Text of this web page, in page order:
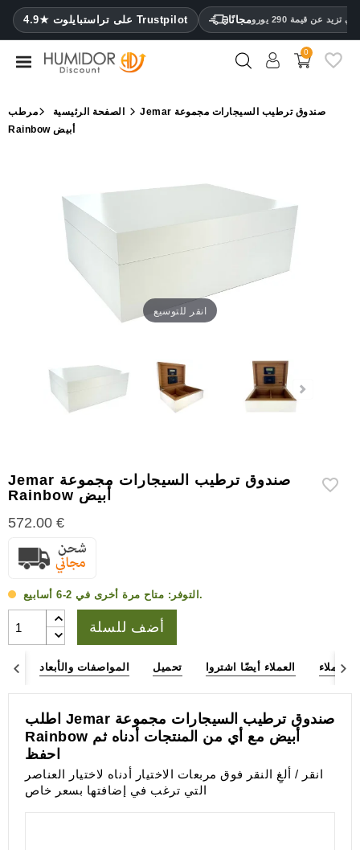
4.9★ على تراستبايلوت Trustpilot مجانًا عن قيمة 290 يورو CATEGORY
مرطب
خزائن
ترطيب
إكسسوارات
0
الصفحة الرئيسية مرطب
Jemar صندوق ترطيب السيجارات مجموعة
Rainbow أبيض
انقر للتوسيع
Jemar صندوق ترطيب السيجارات مجموعة
Rainbow أبيض
572.00 €
التوفر: متاح مرة أخرى في 2-6 أسابيع.
أضف للسلة
المواصفات والأبعاد تحميل العملاء أيضًا اشتروا العملاء
اطلب Jemar صندوق ترطيب السيجارات مجموعة
Rainbow أبيض مع أي من المنتجات أدناه ثم
احفظ
انقر / ألغِ النقر فوق مربعات الاختيار أدناه لاختيار العناصر
التي ترغب في إضافتها بسعر خاص